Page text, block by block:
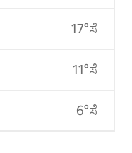
17°ಸೆ
11°ಸೆ
6°ಸೆ